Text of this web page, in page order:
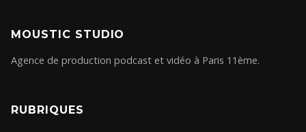
MOUSTIC STUDIO
Agence de production podcast et vidéo à Paris 11ème.
RUBRIQUES